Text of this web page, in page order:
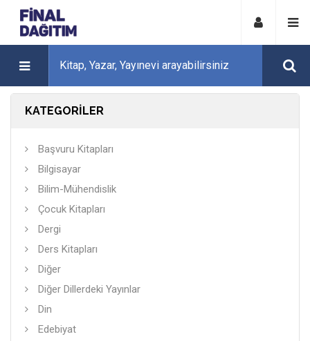
KATEGORİLER
Başvuru Kitapları
Bilgisayar
Bilim-Mühendislik
Çocuk Kitapları
Dergi
Ders Kitapları
Diğer
Diğer Dillerdeki Yayınlar
Din
Edebiyat